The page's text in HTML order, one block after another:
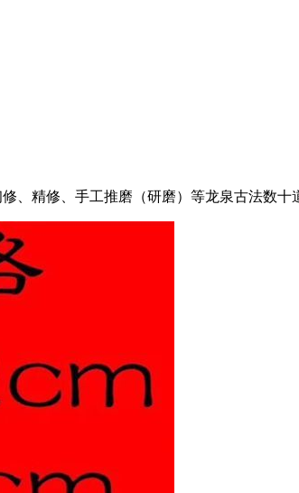
、精修、手工推磨（研磨）等龙泉古法数十